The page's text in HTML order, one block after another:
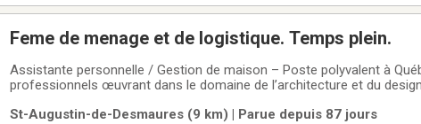
Feme de menage et de logistique. Temps plein.
Assistante personnelle / Gestion de maison – Poste polyvalent à
professionnels œuvrant dans le domaine de l’architecture et du
autonome et chaleureuse afin de nous accompagner
St-Augustin-de-Desmaures (9 km) | Parue depuis 87 jours